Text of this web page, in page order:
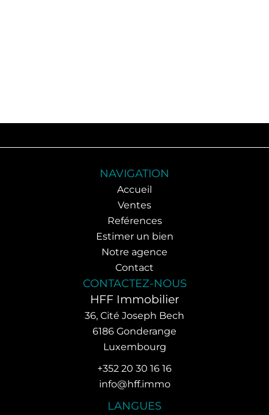
NAVIGATION
Accueil
Ventes
Reférences
Estimer un bien
Notre agence
Contact
CONTACTEZ-NOUS
HFF Immobilier
36, Cité Joseph Bech
6186 Gonderange
Luxembourg
+352 20 30 16 16
info@hff.immo
LANGUES